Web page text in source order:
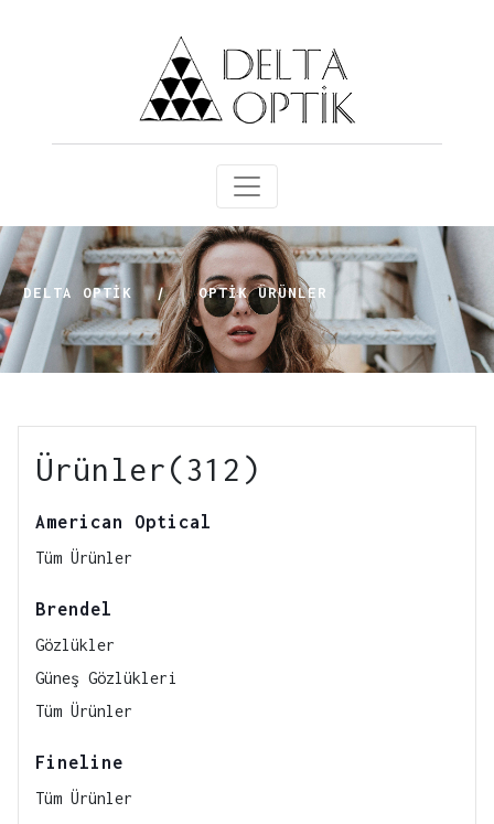
DELTA OPTİK | OPTIK ÜRÜNLER
Ürünler(312)
American Optical
Tüm Ürünler
Brendel
Gözlükler
Güneş Gözlükleri
Tüm Ürünler
Fineline
Tüm Ürünler